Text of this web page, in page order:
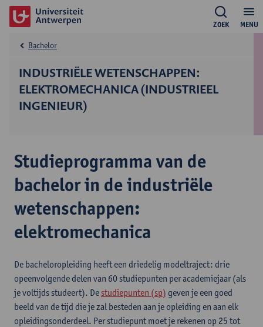
MENU
ZOEK
INDUSTRIËLE WETENSCHAPPEN:
ELEKTROMECHANICA (INDUSTRIEEL
INGENIEUR)
Bachelor
Studieprogramma van de
bachelor in de industriële
wetenschappen:
elektromechanica
De bacheloropleiding heeft een driedelig modeltraject: drie
opeenvolgende delen van 60 studiepunten per academiejaar (als
je voltijds studeert). De studiepunten (sp) geven je een goed
beeld van de tijd die je zal besteden aan je opleiding en aan elk
opleidingsonderdeel. Per studiepunt moet je rekenen op 25 tot